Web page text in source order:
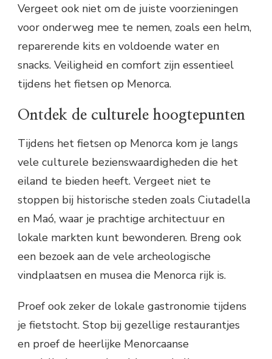
Vergeet ook niet om de juiste voorzieningen
voor onderweg mee te nemen, zoals een helm,
reparerende kits en voldoende water en
snacks. Veiligheid en comfort zijn essentieel
tijdens het fietsen op Menorca.
Ontdek de culturele hoogtepunten
Tijdens het fietsen op Menorca kom je langs
vele culturele bezienswaardigheden die het
eiland te bieden heeft. Vergeet niet te
stoppen bij historische steden zoals Ciutadella
en Maó, waar je prachtige architectuur en
lokale markten kunt bewonderen. Breng ook
een bezoek aan de vele archeologische
vindplaatsen en musea die Menorca rijk is.
Proef ook zeker de lokale gastronomie tijdens
je fietstocht. Stop bij gezellige restaurantjes
en proef de heerlijke Menorcaanse